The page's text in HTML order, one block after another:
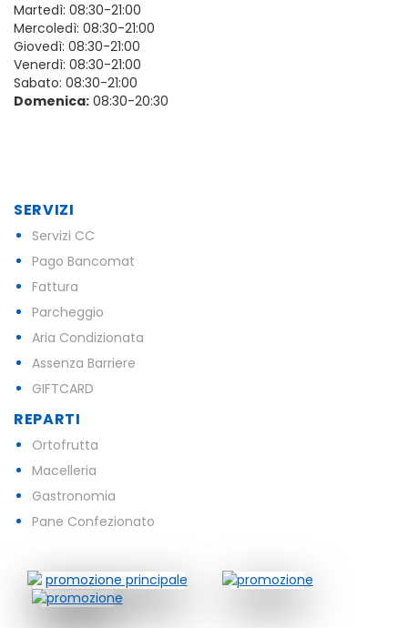
Martedì: 08:30-21:00
Mercoledì: 08:30-21:00
Giovedì: 08:30-21:00
Venerdì: 08:30-21:00
Sabato: 08:30-21:00
Domenica: 08:30-20:30
SERVIZI
Servizi CC
Pago Bancomat
Fattura
Parcheggio
Aria Condizionata
Assenza Barriere
GIFTCARD
REPARTI
Ortofrutta
Macelleria
Gastronomia
Pane Confezionato